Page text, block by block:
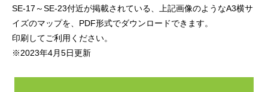
SE-17～SE-23付近が掲載されている、上記画像のようなA3横サ
イズのマップを、PDF形式でダウンロードできます。
印刷してご利用ください。
※2023年4月5日更新